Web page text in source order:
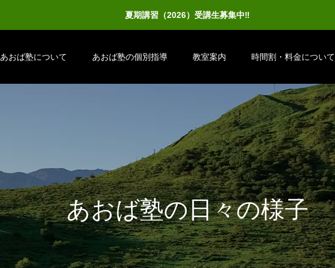
夏期講習（2026）受講生募集中‼
あおば塾について あおば塾の個別指導 教室案内 時間割・料金について
あおば塾の日々の様子